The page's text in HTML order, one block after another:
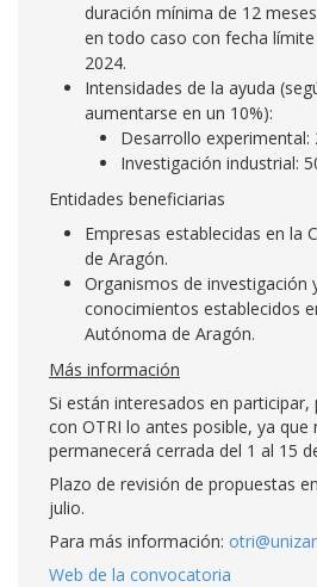
duración mínima de 12
en todo caso con fecha
2024.
Intensidades de la ayuda
aumentarse en un 10%):
Desarrollo experimental:
Investigación industrial:
Entidades beneficiarias
Empresas establecidas en la
de Aragón.
Organismos de investigación
conocimientos establecidos
Autónoma de Aragón.
Más información
Si están interesados en
con OTRI lo antes posible, ya que
permanecerá cerrada del 1 al 15
Plazo de revisión de propuestas
julio.
Para más información:
Web de la convocatoria